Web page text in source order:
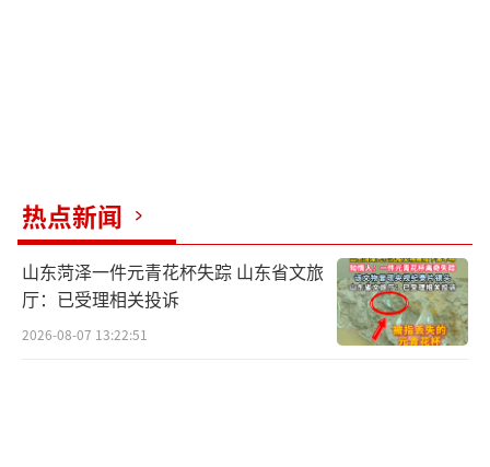
热点新闻
山东菏泽一件元青花杯失踪 山东省文旅
厅：已受理相关投诉
2026-08-07 13:22:51